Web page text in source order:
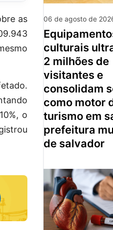
as
o
06 de agosto de
equipamentos
culturais
2 milhões de
visitantes e
consolidam
como motor
turismo em
prefeitura
de salvador